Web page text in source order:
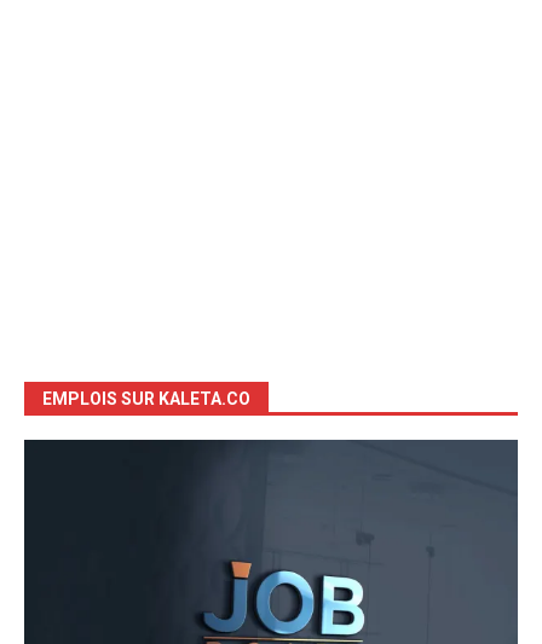
EMPLOIS SUR KALETA.CO